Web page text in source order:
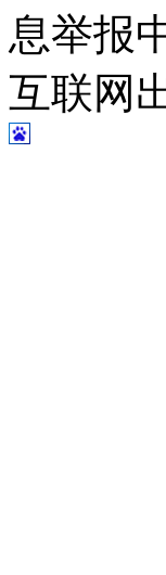
息举报
互联网